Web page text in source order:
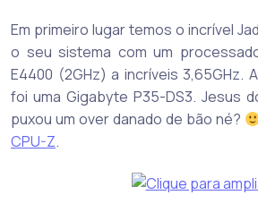
Em primeiro lugar temos o incrível
o seu sistema com um
E4400 (2GHz) a incríveis 3,65GHz.
foi uma Gigabyte P35-DS3. Jesus
puxou um over danado de bão né?
CPU-Z.